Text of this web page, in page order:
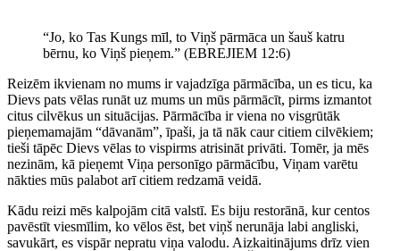
“Jo, ko Tas Kungs mīl, to Viņš pārmāca un šauš katru
bērnu, ko Viņš pieņem.” (EBREJIEM 12:6)
Reizēm ikvienam no mums ir vajadzīga pārmācība, un es ticu, ka
Dievs pats vēlas runāt uz mums un mūs pārmācīt, pirms izmantot
citus cilvēkus un situācijas. Pārmācība ir viena no visgrūtāk
pieņemamajām “dāvanām”, īpaši, ja tā nāk caur citiem cilvēkiem;
tieši tāpēc Dievs vēlas to vispirms atrisināt privāti. Tomēr, ja mēs
nezinām, kā pieņemt Viņa personīgo pārmācību, Viņam varētu
nākties mūs palabot arī citiem redzamā veidā.
Kādu reizi mēs kalpojām citā valstī. Es biju restorānā, kur centos
pavēstīt viesmīlim, ko vēlos ēst, bet viņš nerunāja labi angliski,
savukārt, es vispār nepratu viņa valodu. Aizkaitinājums drīz vien